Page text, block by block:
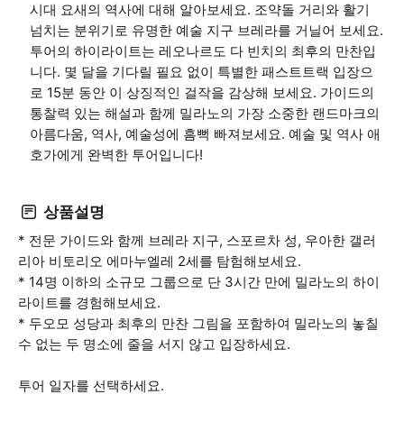
시대 요새의 역사에 대해 알아보세요. 조약돌 거리와 활기
넘치는 분위기로 유명한 예술 지구 브레라를 거닐어 보세요.
투어의 하이라이트는 레오나르도 다 빈치의 최후의 만찬입
니다. 몇 달을 기다릴 필요 없이 특별한 패스트트랙 입장으
로 15분 동안 이 상징적인 걸작을 감상해 보세요. 가이드의
통찰력 있는 해설과 함께 밀라노의 가장 소중한 랜드마크의
아름다움, 역사, 예술성에 흠뻑 빠져보세요. 예술 및 역사 애
호가에게 완벽한 투어입니다!
상품설명
* 전문 가이드와 함께 브레라 지구, 스포르차 성, 우아한 갤러
리아 비토리오 에마누엘레 2세를 탐험해보세요.
* 14명 이하의 소규모 그룹으로 단 3시간 만에 밀라노의 하이
라이트를 경험해보세요.
* 두오모 성당과 최후의 만찬 그림을 포함하여 밀라노의 놓칠
수 없는 두 명소에 줄을 서지 않고 입장하세요.
투어 일자를 선택하세요.